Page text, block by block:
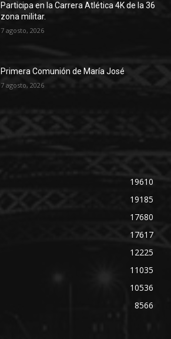
Participa en la Carrera Atlética 4K de la 36
zona militar.
7 agosto, 2026
Primera Comunión de María José
7 agosto, 2026
19610
19185
17680
17617
12225
11035
10536
8566